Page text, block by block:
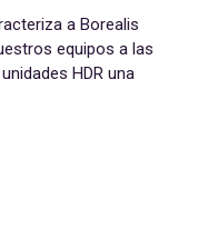
a Borealis
equipos a las
HDR una